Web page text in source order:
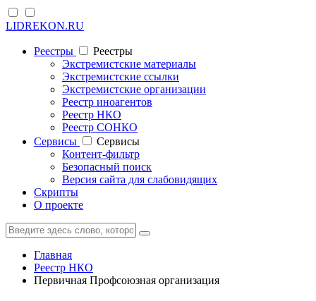
LIDREKON.RU
Реестры
Реестры
Экстремистские материалы
Экстремистские ссылки
Экстремистские организации
Реестр иноагентов
Реестр НКО
Реестр СОНКО
Cервисы
Cервисы
Контент-фильтр
Безопасный поиск
Версия сайта для слабовидящих
Скрипты
О проекте
Главная
Реестр НКО
Первичная Профсоюзная организация